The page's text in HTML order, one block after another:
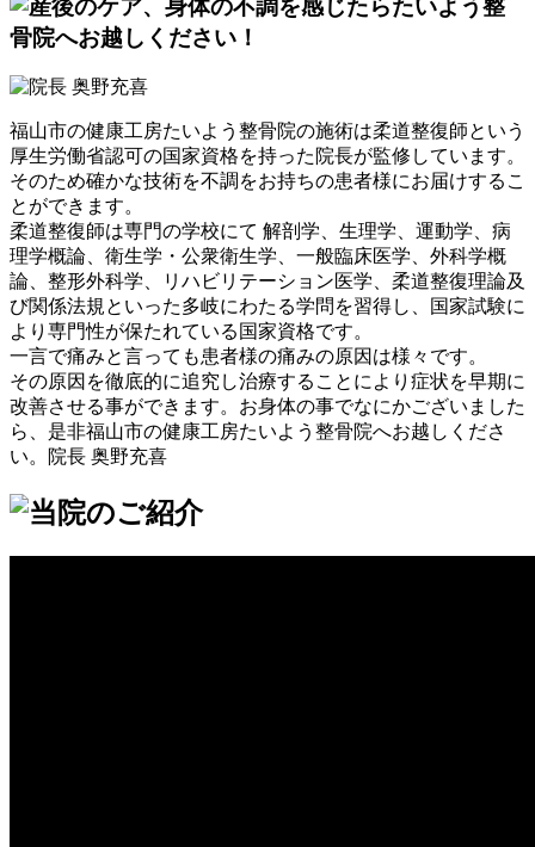
福山市の健康工房たいよう整骨院の施術は柔道整復師という
厚生労働省認可の国家資格を持った院長が監修しています。
そのため確かな技術を不調をお持ちの患者様にお届けするこ
とができます。
柔道整復師は専門の学校にて 解剖学、生理学、運動学、病
理学概論、衛生学・公衆衛生学、一般臨床医学、外科学概
論、整形外科学、リハビリテーション医学、柔道整復理論及
び関係法規といった多岐にわたる学問を習得し、国家試験に
より専門性が保たれている国家資格です。
一言で痛みと言っても患者様の痛みの原因は様々です。
その原因を徹底的に追究し治療することにより症状を早期に
改善させる事ができます。お身体の事でなにかございました
ら、是非福山市の健康工房たいよう整骨院へお越しくださ
い。
院長 奥野充喜